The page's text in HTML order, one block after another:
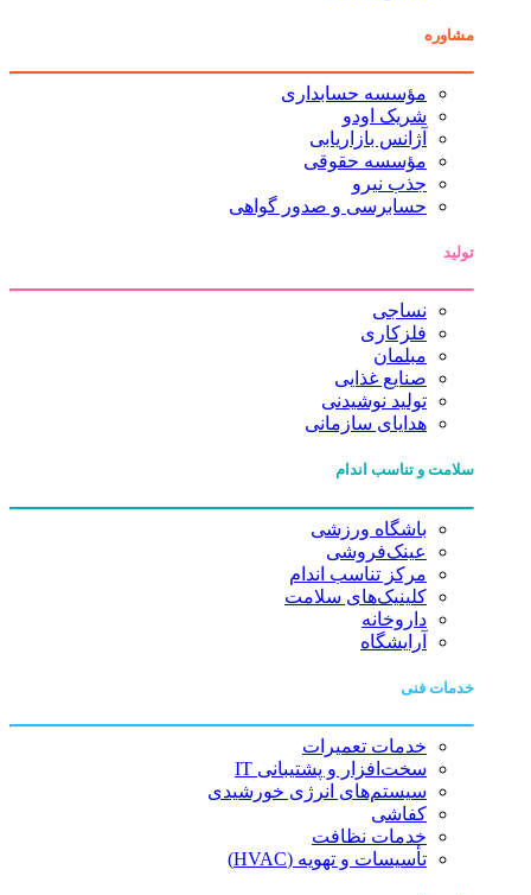
مشاوره
مؤسسه حسابداری
شریک اودو
آژانس بازاریابی
مؤسسه حقوقی
جذب نیرو
حسابرسی و صدور گواهی
تولید
نساجی
فلزکاری
مبلمان
صنایع غذایی
تولید نوشیدنی
هدایای سازمانی
سلامت و تناسب اندام
باشگاه ورزشی
عینک‌فروشی
مرکز تناسب اندام
کلینیک‌های سلامت
داروخانه
آرایشگاه
خدمات فنی
خدمات تعمیرات
سخت‌افزار و پشتیبانی IT
سیستم‌های انرژی خورشیدی
کفاشی
خدمات نظافت
تأسیسات و تهویه (HVAC)